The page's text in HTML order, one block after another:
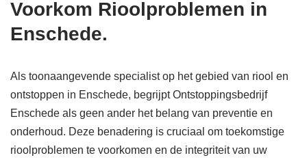
Voorkom Rioolproblemen in
Enschede.
Als toonaangevende specialist op het gebied van riool en
ontstoppen in Enschede, begrijpt Ontstoppingsbedrijf
Enschede als geen ander het belang van preventie en
onderhoud. Deze benadering is cruciaal om toekomstige
rioolproblemen te voorkomen en de integriteit van uw